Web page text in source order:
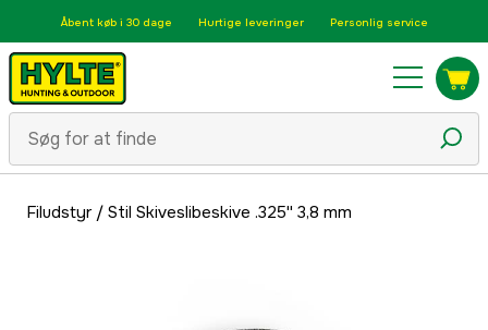
Åbent køb i 30 dage Hurtige leveringer Personlig service
Filudstyr/ Stil Skiveslibeskive .325'' 3,8 mm